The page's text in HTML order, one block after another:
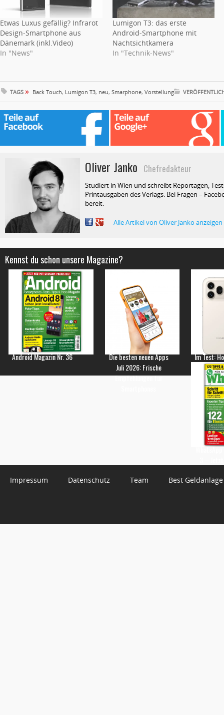
Etwas Luxus gefällig? Infrarot
Design-Smartphone aus
Dänemark (inkl.Video)
In "News"
Lumigon T3: das erste
Android-Smartphone mit
Nachtsichtkamera
In "Technik-News"
TAGS » Back Touch, Lumigon T3, neu, Smarphone, Vorstellung
Oliver Janko Chefredakteur
Studiert in Wien und schreibt Reportagen,
Printausgaben des Verlags. Bei Fragen –
bereit.
Alle Artikel von Oliver Janko anzeigen
Kennst du schon unsere Magazine?
Android Magazin Nr. 36
Die besten neuen Apps
Juli 2026: Frische
Empfehlungen für
Im Test:
Impressum Datenschutz Team Best Geldanlage